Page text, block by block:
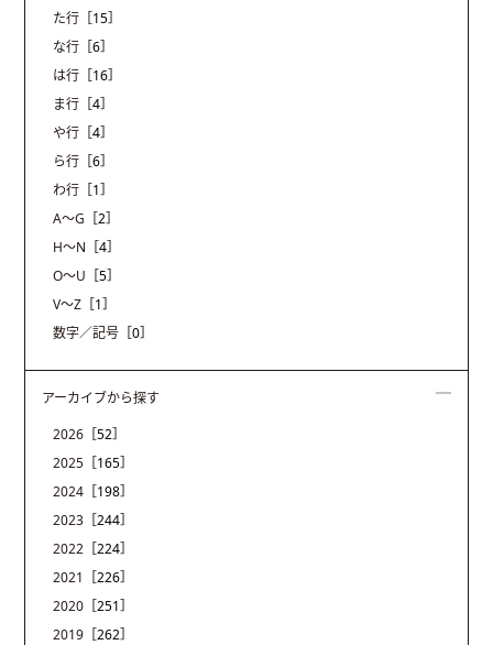
た行 ［15］
な行 ［6］
は行 ［16］
ま行 ［4］
や行 ［4］
ら行 ［6］
わ行 ［1］
A〜G ［2］
H〜N ［4］
O〜U ［5］
V〜Z ［1］
数字／記号 ［0］
アーカイブから探す
2026 ［52］
2025 ［165］
2024 ［198］
2023 ［244］
2022 ［224］
2021
［226］
2020 ［251］
2019 ［262］